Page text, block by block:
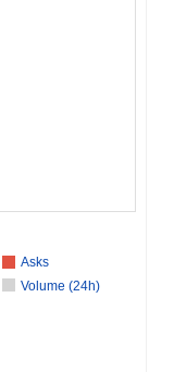
Asks
Volume (24h)